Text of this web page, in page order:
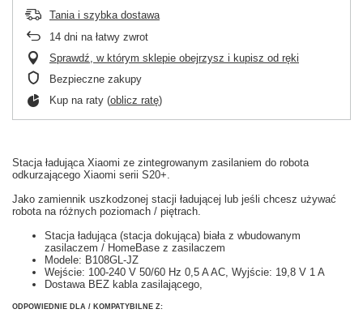
Tania i szybka dostawa
14 dni na łatwy zwrot
Sprawdź, w którym sklepie obejrzysz i kupisz od ręki
Bezpieczne zakupy
Kup na raty (oblicz ratę)
Stacja ładująca Xiaomi ze zintegrowanym zasilaniem do robota
odkurzającego Xiaomi serii S20+.
Jako zamiennik uszkodzonej stacji ładującej lub jeśli chcesz używać
robota na różnych poziomach / piętrach.
Stacja ładująca (stacja dokująca) biała z wbudowanym
zasilaczem / HomeBase z zasilaczem
Modele: B108GL-JZ
Wejście: 100-240 V 50/60 Hz 0,5 A AC, Wyjście: 19,8 V 1 A
Dostawa BEZ kabla zasilającego,
ODPOWIEDNIE DLA / KOMPATYBILNE Z: